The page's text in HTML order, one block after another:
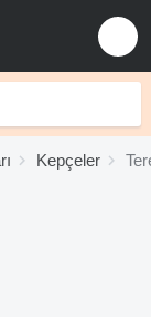
Kepçeler